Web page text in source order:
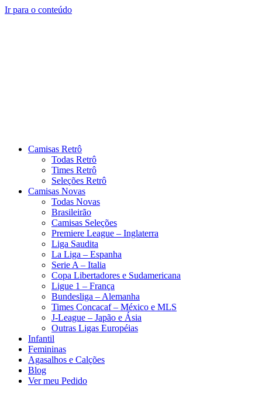
Ir para o conteúdo
Camisas Retrô
Todas Retrô
Times Retrô
Seleções Retrô
Camisas Novas
Todas Novas
Brasileirão
Camisas Seleções
Premiere League – Inglaterra
Liga Saudita
La Liga – Espanha
Serie A – Italia
Copa Libertadores e Sudamericana
Ligue 1 – França
Bundesliga – Alemanha
Times Concacaf – México e MLS
J-League – Japão e Ásia
Outras Ligas Européias
Infantil
Femininas
Agasalhos e Calções
Blog
Ver meu Pedido